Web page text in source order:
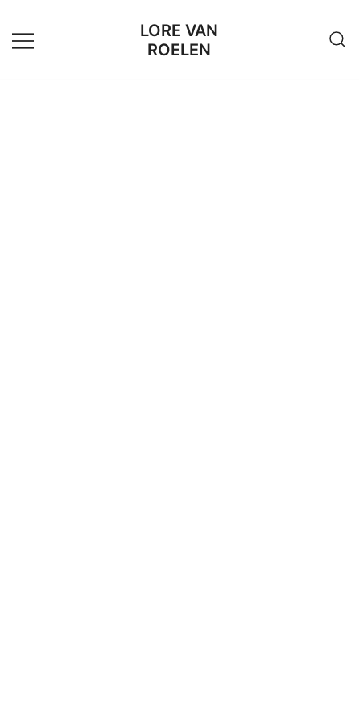
LORE VAN
ROELEN